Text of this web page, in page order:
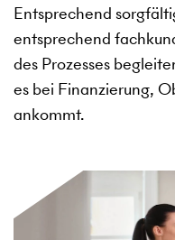
Entsprechend
entsprechend
des Prozesses
es bei Finanzierung,
ankommt.